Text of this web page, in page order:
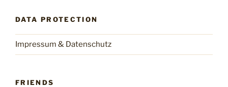
DATA PROTECTION
Impressum & Datenschutz
FRIENDS